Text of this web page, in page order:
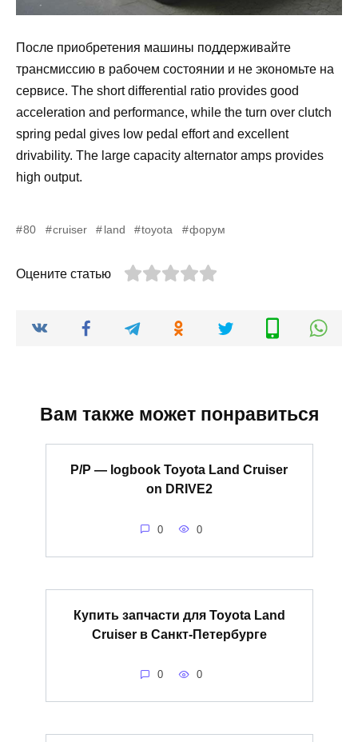
После приобретения машины поддерживайте
трансмиссию в рабочем состоянии и не экономьте на
сервисе. The short differential ratio provides good
acceleration and performance, while the turn over clutch
spring pedal gives low pedal effort and excellent
drivability. The large capacity alternator amps provides
high output.
80 cruiser land toyota форум
Оцените статью
Вам также может понравиться
Р/P — logbook Toyota Land Cruiser
on DRIVE2
0 0
Купить запчасти для Toyota Land
Cruiser в Санкт-Петербурге
0 0